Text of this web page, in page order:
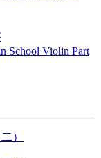
School Violin Part
）